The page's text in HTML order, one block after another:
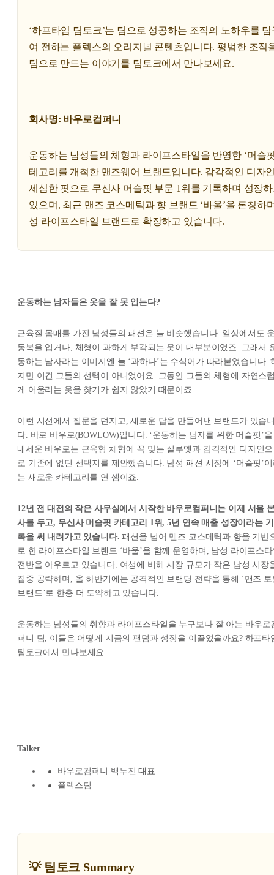
‘하프타임 팀토크’는 팀으로 성공하는 조직의 노하우를
여 전하는 플렉스의 오리지널 콘텐츠입니다. 평범한 조직
팀으로 만드는 이야기를 팀토크에서 만나보세요.
회사명: 바우로컴퍼니
운동하는 남성들의 체형과 라이프스타일을 반영한 ‘머슬
테고리를 개척한 맨즈웨어 브랜드입니다. 감각적인 디자
세심한 핏으로 무신사 머슬핏 부문 1위를 기록하며 성장
있으며, 최근 맨즈 코스메틱과 향 브랜드 ‘바울’을 론칭하
성 라이프스타일 브랜드로 확장하고 있습니다.
운동하는 남자들은 옷을 잘 못 입는다?
근육질 몸매를 가진 남성들의 패션은 늘 비슷했습니다. 일상에서도
동복을 입거나, 체형이 과하게 부각되는 옷이 대부분이었죠. 그래서
동하는 남자라는 이미지엔 늘 ‘과하다’는 수식어가 따라붙었습니다.
지만 이건 그들의 선택이 아니었어요. 그동안 그들의 체형에 자연스
게 어울리는 옷을 찾기가 쉽지 않았기 때문이죠.
이런 시선에서 질문을 던지고, 새로운 답을 만들어낸 브랜드가 있습
다. 바로 바우로(BOWLOW)입니다. ‘운동하는 남자를 위한 머슬핏’을
내세운 바우로는 근육형 체형에 꼭 맞는 실루엣과 감각적인 디자인으
로 기존에 없던 선택지를 제안했습니다. 남성 패션 시장에 ‘머슬핏’
는 새로운 카테고리를 연 셈이죠.
12년 전 대전의 작은 사무실에서 시작한 바우로컴퍼니는 이제 서울
사를 두고, 무신사 머슬핏 카테고리 1위, 5년 연속 매출 성장이라는 기
록을 써 내려가고 있습니다. 패션을 넘어 맨즈 코스메틱과 향을 기반
로 한 라이프스타일 브랜드 ‘바울’을 함께 운영하며, 남성 라이프스
전반을 아우르고 있습니다. 여성에 비해 시장 규모가 작은 남성 시장
집중 공략하며, 올 하반기에는 공격적인 브랜딩 전략을 통해 ‘맨즈 토
브랜드’로 한층 더 도약하고 있습니다.
운동하는 남성들의 취향과 라이프스타일을 누구보다 잘 아는 바우로
퍼니 팀, 이들은 어떻게 지금의 팬덤과 성장을 이끌었을까요? 하프타
팀토크에서 만나보세요.
Talker
바우로컴퍼니 백두진 대표
플렉스팀
💡 팀토크 Summary